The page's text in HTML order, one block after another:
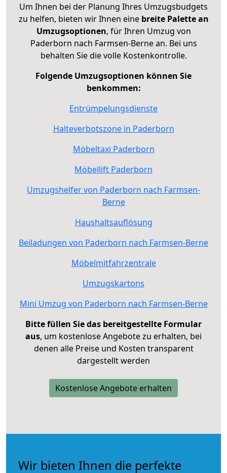
Um Ihnen bei der Planung Ihres Umzugsbudgets
zu helfen, bieten wir Ihnen eine breite Palette an
Umzugsoptionen, für Ihren Umzug von
Paderborn nach Farmsen-Berne an. Bei uns
behalten Sie die volle Kostenkontrolle.
Folgende Umzugsoptionen können Sie
benkommen:
Entrümpelungsdienste
Halteverbotszone in Paderborn
Möbeltaxi Paderborn
Möbellift Paderborn
Umzugshelfer von Paderborn nach Farmsen-
Berne
Haushaltsauflösung
Beiladungen von Paderborn nach Farmsen-Berne
Möbelmitfahrzentrale
Umzugskartons
Mini Umzug von Paderborn nach Farmsen-Berne
Bitte füllen Sie das bereitgestellte Formular
aus, um kostenlose Angebote zu erhalten, bei
denen alle Preise und Kosten transparent
dargestellt werden
Kostenlose Angebote erhalten
Wir bieten Ihnen die perfekte